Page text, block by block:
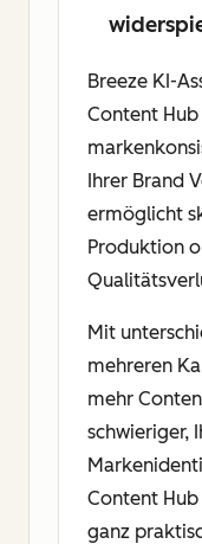
Breeze KI-
Content
Ihrer Brand
ermöglicht
Produktion
Mit
mehreren
mehr
schwieriger,
Content
ganz